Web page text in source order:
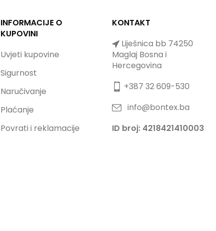
INFORMACIJE O
KUPOVINI
Uvjeti kupovine
Sigurnost
Naručivanje
Plaćanje
Povrati i reklamacije
KONTAKT
Liješnica bb 74250
Maglaj Bosna i
Hercegovina
+387 32 609-530
info@bontex.ba
ID broj: 4218421410003